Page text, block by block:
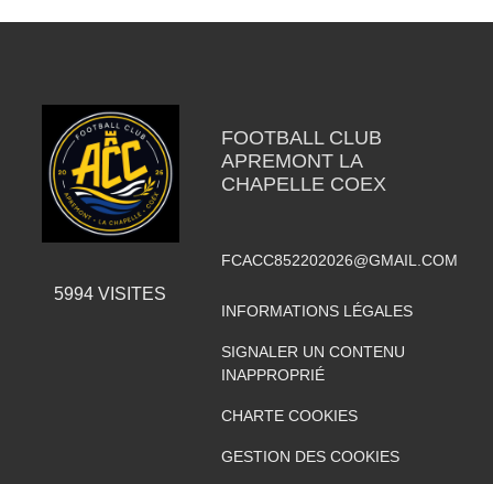
5994 VISITES
FOOTBALL CLUB
APREMONT LA
CHAPELLE COEX
FCACC852202026@GMAIL.COM
INFORMATIONS LÉGALES
SIGNALER UN CONTENU
INAPPROPRIÉ
CHARTE COOKIES
GESTION DES COOKIES